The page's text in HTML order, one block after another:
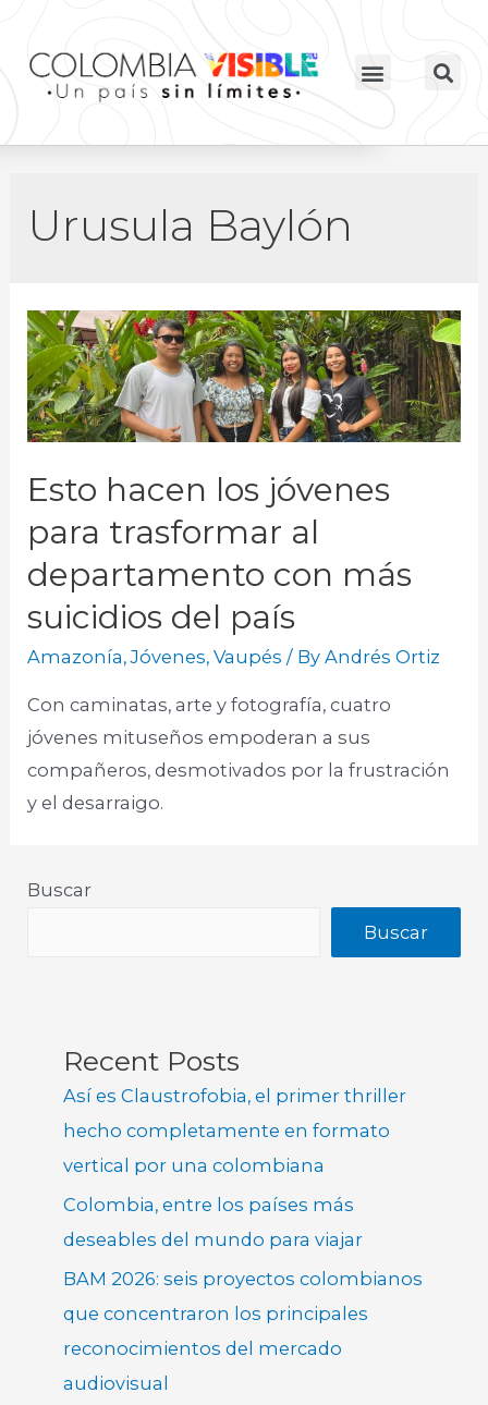
Urusula Baylón
Esto hacen los jóvenes
para trasformar al
departamento con más
suicidios del país
Amazonía,Jóvenes,Vaupés / ByAndrés Ortiz
Con caminatas, arte y fotografía, cuatro
jóvenes mituseños empoderan a sus
compañeros, desmotivados por la frustración
y el desarraigo.
Buscar
Buscar
Recent Posts
Así es Claustrofobia, el primer thriller
hecho completamente en formato
vertical por una colombiana
Colombia, entre los países más
deseables del mundo para viajar
BAM 2026: seis proyectos colombianos
que concentraron los principales
reconocimientos del mercado
audiovisual